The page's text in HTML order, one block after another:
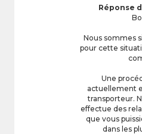
Réponse
Nous sommes
pour cette
Une
actuellement
transporteur.
effectue des
que vous
dans les